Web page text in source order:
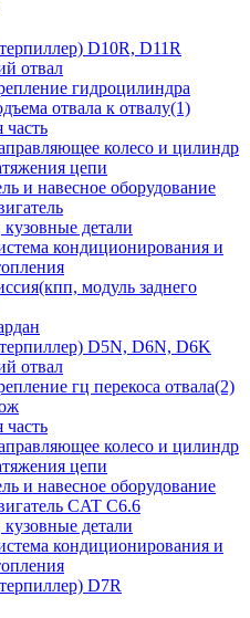
D10R, D11R
отвал
гидроцилиндра
отвала к отвалу(1)
часть
колесо и цилиндр
цепи
и навесное оборудование
детали
кондиционирования и
модуль заднего
D5N, D6N, D6K
отвал
гц перекоса отвала(2)
часть
колесо и цилиндр
цепи
и навесное оборудование
CAT C6.6
детали
кондиционирования и
D7R